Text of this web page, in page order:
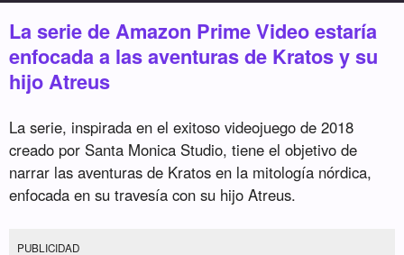
La serie de Amazon Prime Video estaría
enfocada a las aventuras de Kratos y su
hijo Atreus
La serie, inspirada en el exitoso videojuego de 2018
creado por Santa Monica Studio, tiene el objetivo de
narrar las aventuras de Kratos en la mitología nórdica,
enfocada en su travesía con su hijo Atreus.
PUBLICIDAD